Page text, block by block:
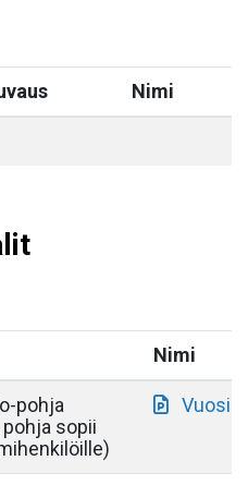
Nimi
Nimi
pohja
sopii